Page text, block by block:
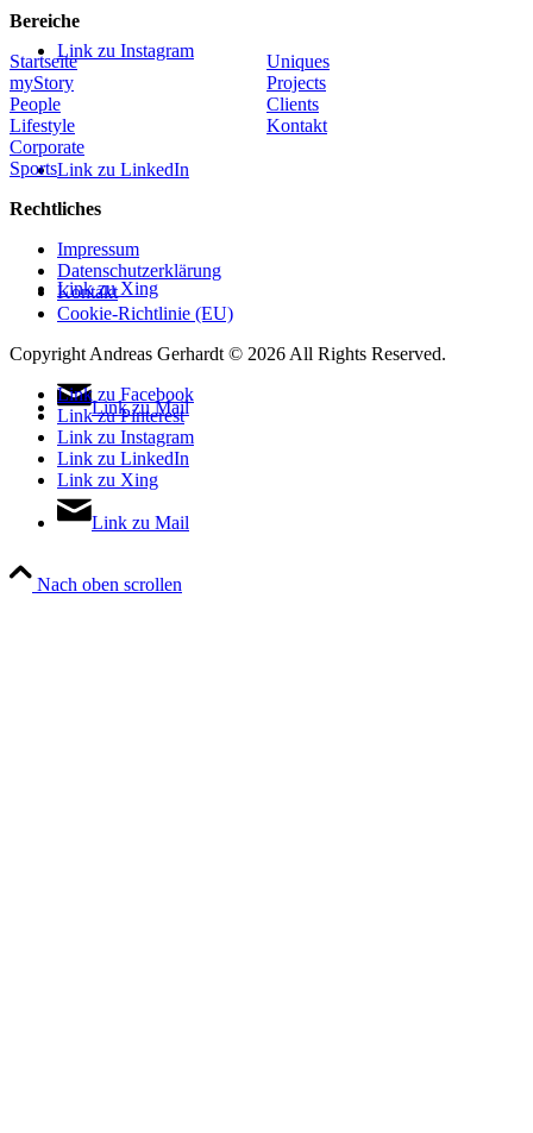
Link zu Instagram
Link zu LinkedIn
Link zu Xing
Link zu Mail
Bereiche
Startseite
myStory
People
Lifestyle
Corporate
Sports
Uniques
Projects
Clients
Kontakt
Rechtliches
Impressum
Datenschutzerklärung
Kontakt
Cookie-Richtlinie (EU)
Copyright Andreas Gerhardt © 2026 All Rights Reserved.
Link zu Facebook
Link zu Pinterest
Link zu Instagram
Link zu LinkedIn
Link zu Xing
Link zu Mail
Nach oben scrollen